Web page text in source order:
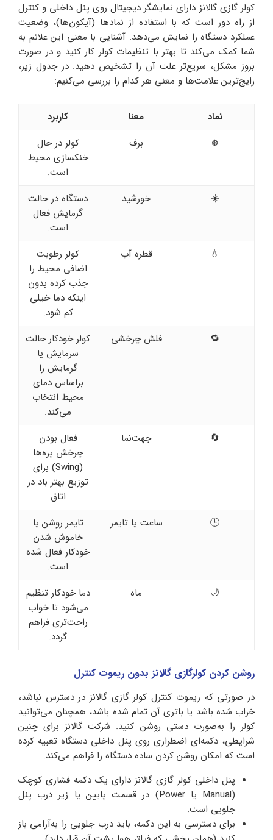
کولر گازی گالانز دارای نمایشگر دیجیتال روی پنل داخلی و کنترل
از راه دور است که با استفاده از نمادها (آیکون‌ها)، وضعیت
عملکرد دستگاه را نمایش می‌دهد. آشنایی با معنی این علائم به
شما کمک می‌کند تا بهتر با تنظیمات کولر کار کنید و در صورت
بروز مشکل، سریع‌تر علت آن را تشخیص دهید. در جدول زیر،
رایج‌ترین علامت‌ها و معنی هر کدام را بررسی می‌کنیم:
نماد معنا
کاربرد
❄️
برف
کولر در حال
خنکسازی محیط
است.
☀️
خورشید
دستگاه در حالت
گرمایش فعال
است.
💧
قطره آب
کولر رطوبت
اضافی محیط را
جذب کرده بدون
اینکه دما خیلی
کم شود.
🔁
فلش چرخشی
کولر خودکار حالت
سرمایش یا
گرمایش را
براساس دمای
محیط انتخاب
می‌کند.
🔄
جهت‌نما
فعال بودن
چرخش پره‌ها
(Swing) برای
توزیع بهتر باد در
اتاق
🕒
ساعت یا تایمر
تایمر روشن یا
خاموش شدن
خودکار فعال شده
است.
🌙
ماه
دما خودکار تنظیم
می‌شود تا خواب
راحت‌تری فراهم
گردد.
روشن کردن کولرگازی گالانز بدون ریموت کنترل
در صورتی که ریموت کنترل کولر گازی گالانز در دسترس نباشد،
خراب شده باشد یا باتری آن تمام شده باشد، همچنان می‌توانید
کولر را به‌صورت دستی روشن کنید. شرکت گالانز برای چنین
شرایطی، دکمه‌ای اضطراری روی پنل داخلی دستگاه تعبیه کرده
است که امکان روشن کردن ساده دستگاه را فراهم می‌کند.
پنل داخلی کولر گازی گالانز دارای یک دکمه فشاری کوچک
(Manual یا Power) در قسمت پایین یا زیر درب پنل
جلویی است.
برای دسترسی به این دکمه، باید درب جلویی را به‌آرامی باز